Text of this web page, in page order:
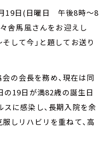
月19日(日曜日 午後8時～8
舎馬風さんをお迎えし
して今」と題してお送り
の会長を務め、現在は同
の19日が満82歳の誕生日
に感染し、長期入院を余
しリハビリを重ねて、高